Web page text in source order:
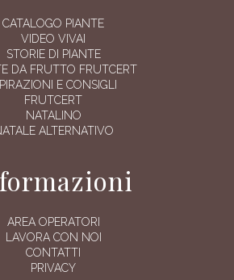
CATALOGO PIANTE
VIDEO VIVAI
STORIE DI PIANTE
DA FRUTTO FRUTCERT
E CONSIGLI
FRUTCERT
NATALINO
ALTERNATIVO
AREA OPERATORI
LAVORA CON NOI
CONTATTI
PRIVACY